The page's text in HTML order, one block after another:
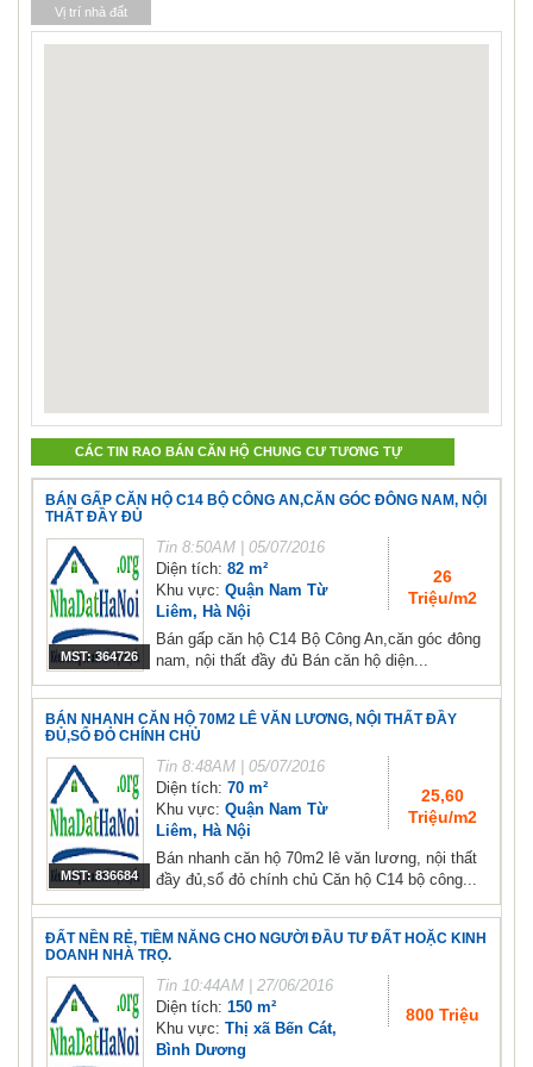
Vị trí nhà đất
CÁC TIN RAO BÁN CĂN HỘ CHUNG CƯ TƯƠNG TỰ
BÁN GẤP CĂN HỘ C14 BỘ CÔNG AN,CĂN GÓC ĐÔNG NAM, NỘI
THẤT ĐẦY ĐỦ
MST: 364726
Tin 8:50AM | 05/07/2016
Diện tích: 82 m²
Khu vực: Quận Nam Từ
Liêm, Hà Nội
26
Triệu/m2
Bán gấp căn hộ C14 Bộ Công An,căn góc đông
nam, nội thất đầy đủ Bán căn hộ diện...
BÁN NHANH CĂN HỘ 70M2 LÊ VĂN LƯƠNG, NỘI THẤT ĐẦY
ĐỦ,SỔ ĐỎ CHÍNH CHỦ
MST: 836684
Tin 8:48AM | 05/07/2016
Diện tích: 70 m²
Khu vực: Quận Nam Từ
Liêm, Hà Nội
25,60
Triệu/m2
Bán nhanh căn hộ 70m2 lê văn lương, nội thất
đầy đủ,sổ đỏ chính chủ Căn hộ C14 bộ công...
ĐẤT NỀN RẺ, TIỀM NĂNG CHO NGƯỜI ĐẦU TƯ ĐẤT HOẶC KINH
DOANH NHÀ TRỌ.
Tin 10:44AM | 27/06/2016
Diện tích: 150 m²
Khu vực: Thị xã Bến Cát,
Bình Dương
800 Triệu